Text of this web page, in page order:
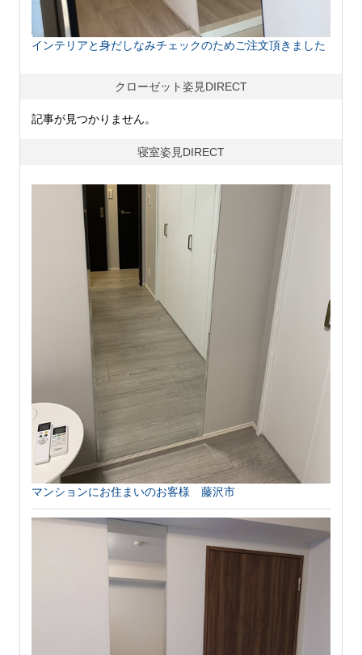
インテリアと身だしなみチェックのためご注文頂きました
クローゼット姿見DIRECT
記事が見つかりません。
寝室姿見DIRECT
マンションにお住まいのお客様 藤沢市